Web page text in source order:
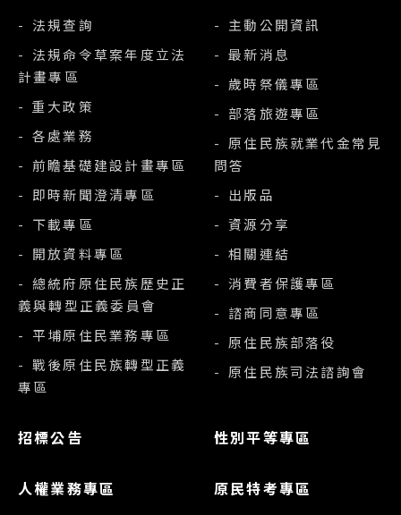
- 法規查詢
- 法規命令草案年度立法
計畫專區
- 重大政策
- 各處業務
- 前瞻基礎建設計畫專區
- 即時新聞澄清專區
- 下載專區
- 開放資料專區
- 總統府原住民族歷史正
義與轉型正義委員會
- 平埔原住民業務專區
- 戰後原住民族轉型正義
專區
- 主動公開資訊
- 最新消息
- 歲時祭儀專區
- 部落旅遊專區
- 原住民族就業代金常見
問答
- 出版品
- 資源分享
- 相關連結
- 消費者保護專區
- 諮商同意專區
- 原住民族部落役
- 原住民族司法諮詢會
招標公告 性別平等專區
人權業務專區 原民特考專區